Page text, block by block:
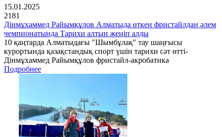
15.01.2025
2181
Дінмұхаммед Райымқұлов Алматыда өткен фристайлдан әлем
чемпионатында Тарихи алтын жеңіп алды
10 қаңтарда Алматыдағы "Шымбұлақ" тау шаңғысы
курортында қазақстандық спорт үшін тарихи сәт өтті-
Дінмұхаммед Райымқұлов фристайл-акробатика
Подробнее